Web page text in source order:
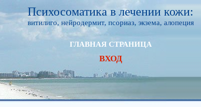
Психосоматика в лечении кожи:
витилиго, нейродермит, псориаз, экзема, алопеция
ГЛАВНАЯ СТРАНИЦА
ВХОД